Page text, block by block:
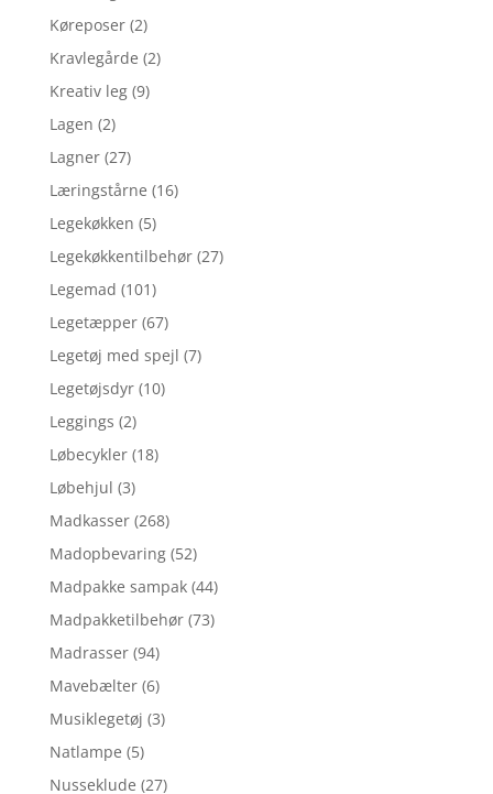
Køreposer (2)
Kravlegårde (2)
Kreativ leg (9)
Lagen (2)
Lagner (27)
Læringstårne (16)
Legekøkken (5)
Legekøkkentilbehør (27)
Legemad (101)
Legetæpper (67)
Legetøj med spejl (7)
Legetøjsdyr (10)
Leggings (2)
Løbecykler (18)
Løbehjul (3)
Madkasser (268)
Madopbevaring (52)
Madpakke sampak (44)
Madpakketilbehør (73)
Madrasser (94)
Mavebælter (6)
Musiklegetøj (3)
Natlampe (5)
Nusseklude (27)